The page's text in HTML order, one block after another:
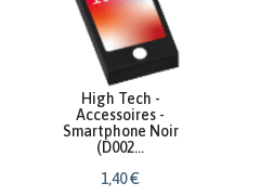
High Tech -
Accessoires -
Smartphone Noir
(D002...
1,40€